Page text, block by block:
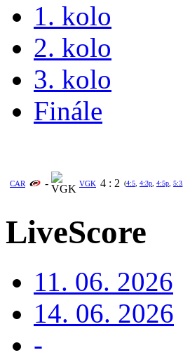
1. kolo
2. kolo
3. kolo
Finále
CAR - VGK 4 : 2 (4:5 4:3p 4:5p 5:3
LiveScore
11. 06. 2026
14. 06. 2026
-